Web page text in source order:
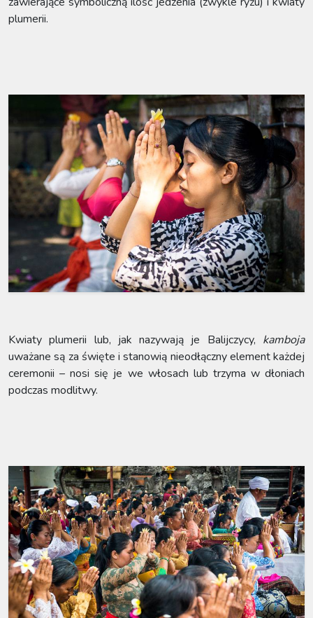
plumerii.
Kwiaty plumerii lub, jak nazywają je Balijczycy, kamboja
uważane są za święte i stanowią nieodłączny element każdej
ceremonii – nosi się je we włosach lub trzyma w dłoniach
podczas modlitwy.